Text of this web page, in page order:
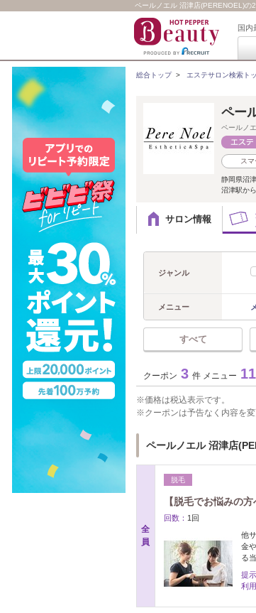
ペールノエル 沼津店(PERENOEL)の
国内
総合トップ> エステサロン検索ト
ペー
ペールノ
ス
静岡県沼
沼津駅か
サロン情報
ジャンル
メニュー
すべて
クーポン 3 件 メニュー 11
価格は税込表示です。
クーポンは予告なく内容を
ペールノエル 沼津店
全
員
脱毛
【脱毛でお悩みの
回数： 1回
他
金
る
提
利